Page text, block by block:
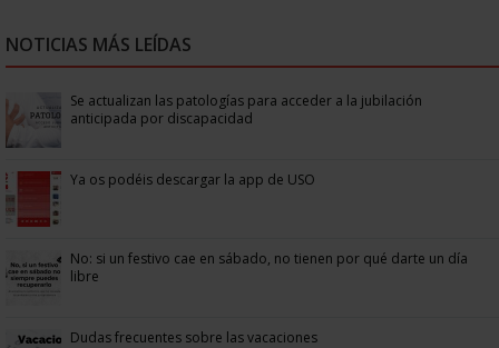
NOTICIAS MÁS LEÍDAS
Se actualizan las patologías para acceder a la jubilación
anticipada por discapacidad
Ya os podéis descargar la app de USO
No: si un festivo cae en sábado, no tienen por qué darte un día
libre
Dudas frecuentes sobre las vacaciones